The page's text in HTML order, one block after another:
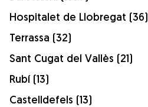
Hospitalet de Llobregat (36)
Terrassa (32)
Sant Cugat del Vallès (21)
Rubí (13)
Castelldefels (13)